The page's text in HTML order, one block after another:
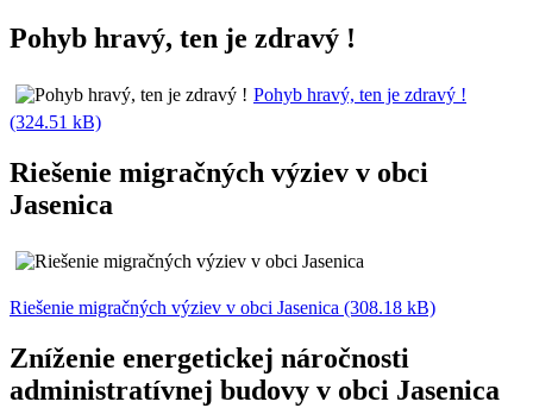
Pohyb hravý, ten je zdravý !
Pohyb hravý, ten je zdravý !
(324.51 kB)
Riešenie migračných výziev v obci
Jasenica
Riešenie migračných výziev v obci Jasenica (308.18 kB)
Zníženie energetickej náročnosti
administratívnej budovy v obci Jasenica